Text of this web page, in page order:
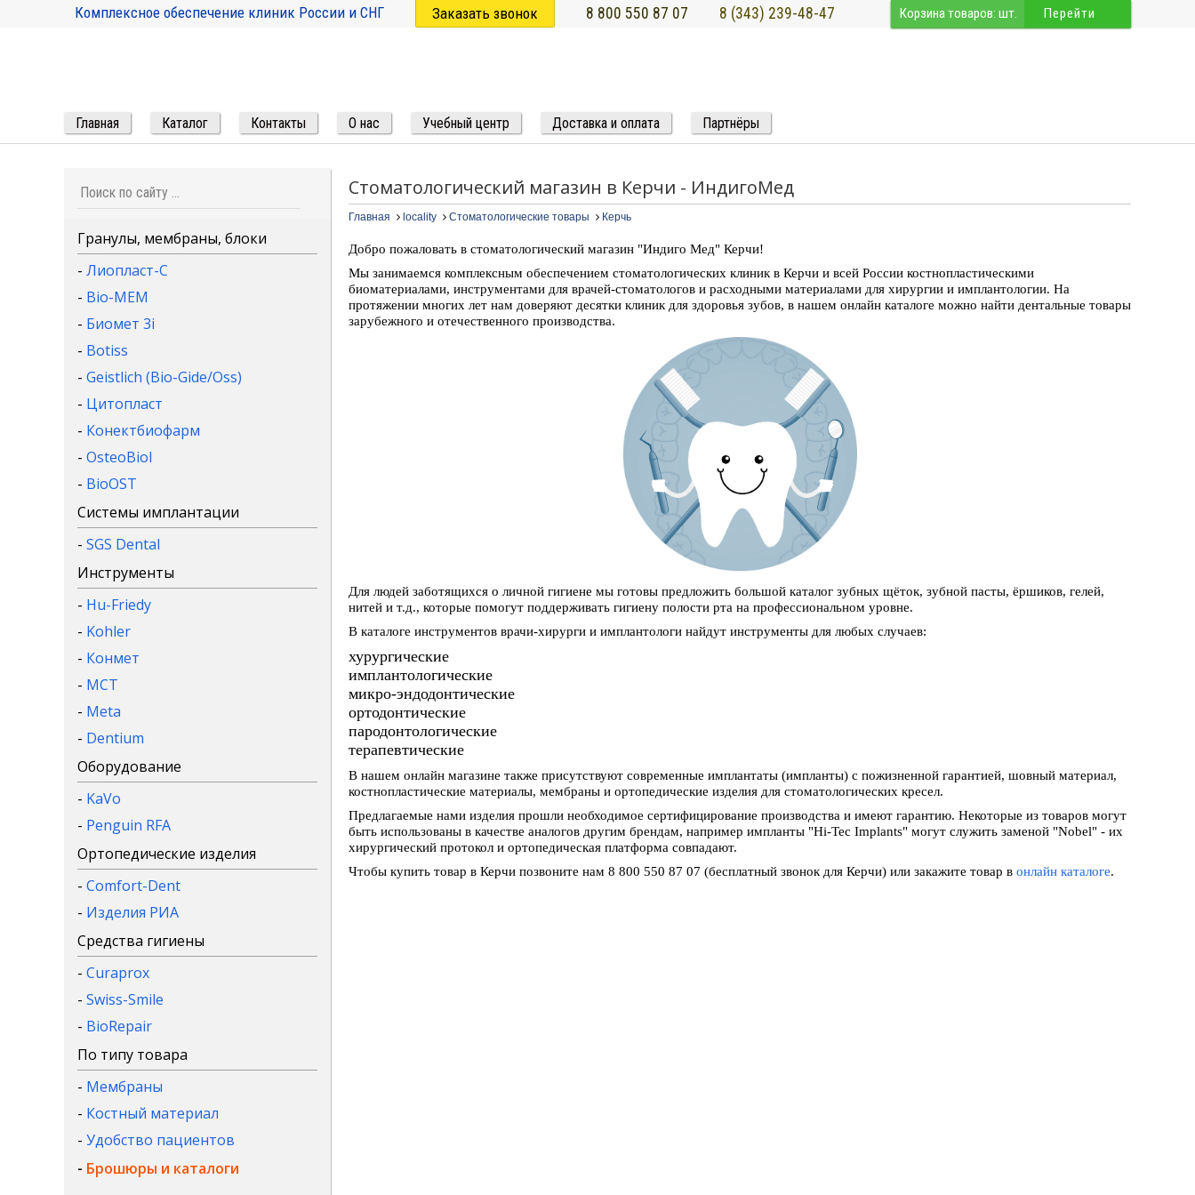
Перейти
Корзина товаров: шт.
Комплексное обеспечение клиник России и СНГ Заказать звонок 8 800 550 87 07 8 (343) 239-48-47
Главная Каталог Контакты О нас Учебный центр Доставка и оплата Партнёры
Стоматологический магазин в Керчи - ИндигоМед
Главная locality Стоматологические товары Керчь
Добро пожаловать в стоматологический магазин "Индиго Мед" Керчи!
Мы занимаемся комплексным обеспечением стоматологических клиник в Керчи и всей России костнопластическими
биоматериалами, инструментами для врачей-стоматологов и расходными материалами для хирургии и имплантологии. На
протяжении многих лет нам доверяют десятки клиник для здоровья зубов, в нашем онлайн каталоге можно найти дентальные товары
зарубежного и отечественного производства.
Для людей заботящихся о личной гигиене мы готовы предложить большой каталог зубных щёток, зубной пасты, ёршиков, гелей,
нитей и т.д., которые помогут поддерживать гигиену полости рта на профессиональном уровне.
В каталоге инструментов врачи-хирурги и имплантологи найдут инструменты для любых случаев:
хурургические
имплантологические
микро-эндодонтические
ортодонтические
пародонтологические
терапевтические
В нашем онлайн магазине также присутствуют современные имплантаты (импланты) с пожизненной гарантией, шовный материал,
костнопластические материалы, мембраны и ортопедические изделия для стоматологических кресел.
Предлагаемые нами изделия прошли необходимое сертифицирование производства и имеют гарантию. Некоторые из товаров могут
быть использованы в качестве аналогов другим брендам, например импланты "Hi-Tec Implants" могут служить заменой "Nobel" - их
хирургический протокол и ортопедическая платформа совпадают.
Чтобы купить товар в Керчи позвоните нам 8 800 550 87 07 (бесплатный звонок для Керчи) или закажите товар в онлайн каталоге.
Гранулы, мембраны, блоки
- Лиопласт-С
- Bio-MEM
- Биомет 3i
- Botiss
- Geistlich (Bio-Gide/Oss)
- Цитопласт
- Конектбиофарм
- OsteoBiol
- BioOST
Системы имплантации
- SGS Dental
Инструменты
- Hu-Friedy
- Kohler
- Конмет
- MCT
- Meta
- Dentium
Оборудование
- KaVo
- Penguin RFA
Ортопедические изделия
- Comfort-Dent
- Изделия РИА
Средства гигиены
- Curaprox
- Swiss-Smile
- BioRepair
По типу товара
- Мембраны
- Костный материал
- Удобство пациентов
- Брошюры и каталоги